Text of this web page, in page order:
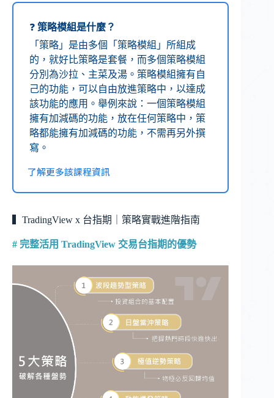
❓ 策略模組是什麼？
「策略」是由多個「策略模組」所組成
的，就好比策略是套餐，而多個策略模組
分別為沙拉、主菜及湯。策略模組擁有自
己的功能，可以自由放進策略中，以達成
該功能的應用。舉例來說：一個策略模組
擁有加減碼的功能，放在任何策略中，策
略都能擁有加減碼的功能，不需再另外撰
寫。
了解更多該課程資訊
▍TradingView x 台指期｜策略實戰進階指南
# 完整活用 TradingView 交易台指期的優勢